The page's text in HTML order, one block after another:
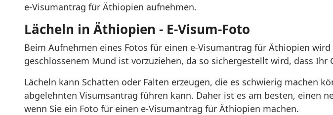
e-Visumantrag für Äthiopien aufnehmen.
Lächeln in Äthiopien - E-Visum-Foto
Beim Aufnehmen eines Fotos für einen e-Visumantrag für Äthiopien
geschlossenem Mund ist vorzuziehen, da so sichergestellt wird, dass
Lächeln kann Schatten oder Falten erzeugen, die es schwierig machen
abgelehnten Visumsantrag führen kann. Daher ist es am besten, einen
wenn Sie ein Foto für einen e-Visumantrag für Äthiopien machen.